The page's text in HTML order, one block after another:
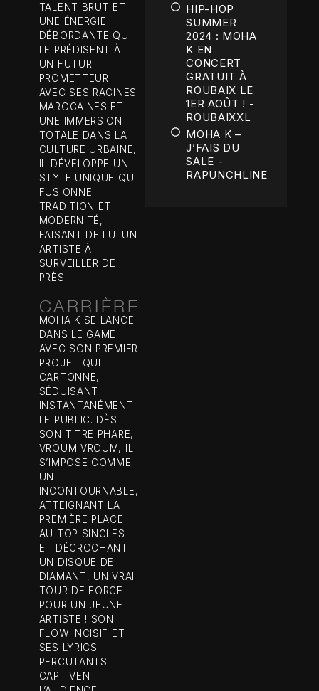
TALENT BRUT ET
UNE ÉNERGIE
DÉBORDANTE QUI
LE PRÉDISENT À
UN FUTUR
PROMETTEUR.
AVEC SES RACINES
MAROCAINES ET
UNE IMMERSION
TOTALE DANS LA
CULTURE URBAINE,
IL DÉVELOPPE UN
STYLE UNIQUE QUI
FUSIONNE
TRADITION ET
MODERNITÉ,
FAISANT DE LUI UN
ARTISTE À
SURVEILLER DE
PRÈS.
CARRIÈRE
MOHA K SE LANCE
DANS LE GAME
AVEC SON PREMIER
PROJET QUI
CARTONNE,
SÉDUISANT
INSTANTANÉMENT
LE PUBLIC. DÈS
SON TITRE PHARE,
VROUM VROUM, IL
S’IMPOSE COMME
UN
INCONTOURNABLE,
ATTEIGNANT LA
PREMIÈRE PLACE
AU TOP SINGLES
ET DÉCROCHANT
UN DISQUE DE
DIAMANT, UN VRAI
TOUR DE FORCE
POUR UN JEUNE
ARTISTE ! SON
FLOW INCISIF ET
SES LYRICS
PERCUTANTS
CAPTIVENT
HIP-HOP
SUMMER
2024 : MOHA
K EN
CONCERT
GRATUIT À
ROUBAIX LE
1ER AOÛT ! -
ROUBAIXXL
MOHA K –
J’FAIS DU
SALE -
RAPUNCHLINE